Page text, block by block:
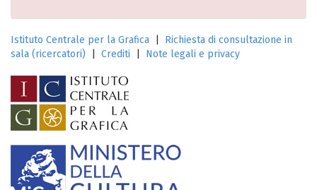
Istituto Centrale per la Grafica
Richiesta di consultazione in
sala (ricercatori)
Crediti Note legali e privacy